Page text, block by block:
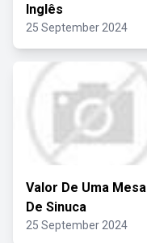
Inglês
25 September 2024
Valor De Uma Mesa
De Sinuca
25 September 2024